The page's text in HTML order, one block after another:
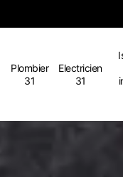
Plombier
31
Electricien
31